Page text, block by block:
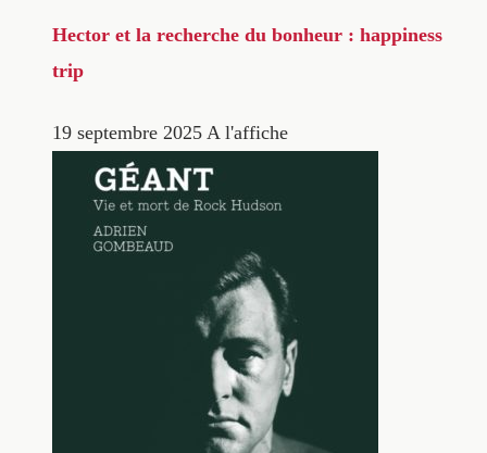
Hector et la recherche du bonheur : happiness
trip
19 septembre 2025 A l'affiche